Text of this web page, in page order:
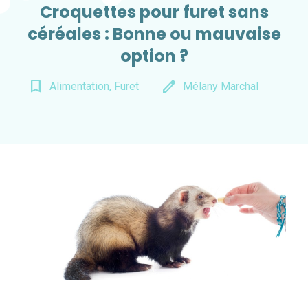
Croquettes pour furet sans
céréales : Bonne ou mauvaise
option ?
bookmark_border Alimentation, Furet edit Mélany Marchal